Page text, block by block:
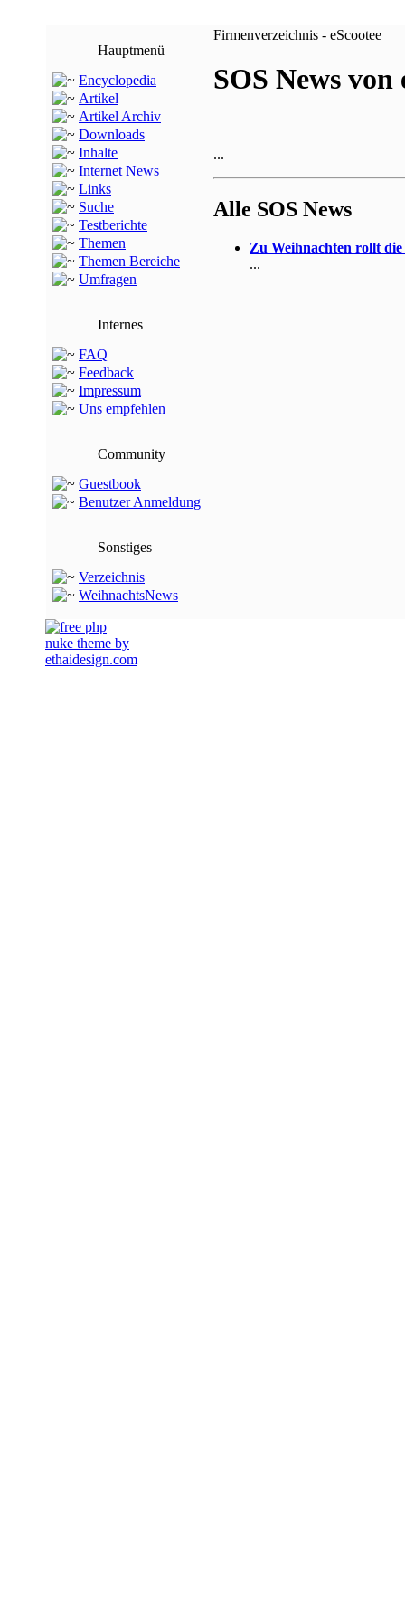
Hauptmenü
Encyclopedia
Artikel
Artikel Archiv
Downloads
Inhalte
Internet News
Links
Suche
Testberichte
Themen
Themen Bereiche
Umfragen
Internes
FAQ
Feedback
Impressum
Uns empfehlen
Community
Guestbook
Benutzer Anmeldung
Sonstiges
Verzeichnis
WeihnachtsNews
Firmenverzeichnis - eScootee
SOS News von
...
Alle SOS News
Zu Weihnachten rollt die
...